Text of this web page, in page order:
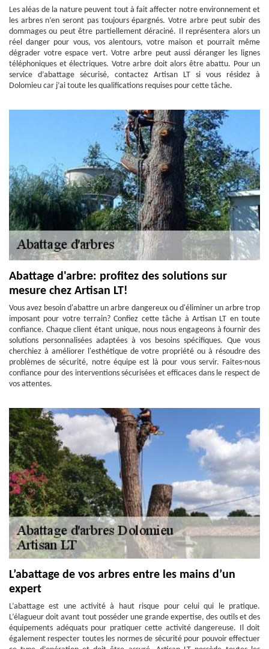
Les aléas de la nature peuvent tout à fait affecter notre environnement et
les arbres n’en seront pas toujours épargnés. Votre arbre peut subir des
dommages ou peut être partiellement déraciné. Il représentera alors un
réel danger pour vous, vos alentours, votre maison et pourrait même
dégrader votre espace vert. Votre arbre peut aussi déranger les lignes
téléphoniques et électriques. Votre arbre doit alors être abattu. Pour un
service d’abattage sécurisé, contactez Artisan LT si vous résidez à
Dolomieu car j’ai toute les qualifications requises pour cette tâche.
Abattage d'arbre: profitez des solutions sur
mesure chez Artisan LT!
Vous avez besoin d'abattre un arbre dangereux ou d'éliminer un arbre trop
imposant pour votre terrain? Confiez cette tâche à Artisan LT en toute
confiance. Chaque client étant unique, nous nous engageons à fournir des
solutions personnalisées adaptées à vos besoins spécifiques. Que vous
cherchiez à améliorer l'esthétique de votre propriété ou à résoudre des
problèmes de sécurité, notre équipe est là pour vous servir. Faites-nous
confiance pour des interventions sécurisées et efficaces dans le respect de
vos attentes.
L’abattage de vos arbres entre les mains d’un
expert
L’abattage est une activité à haut risque pour celui qui le pratique.
L’élagueur doit avant tout posséder une grande expertise, des outils et des
équipements adéquats pour pratiquer cette activité dangereuse. Il doit
également respecter toutes les normes de sécurité pour pouvoir effectuer